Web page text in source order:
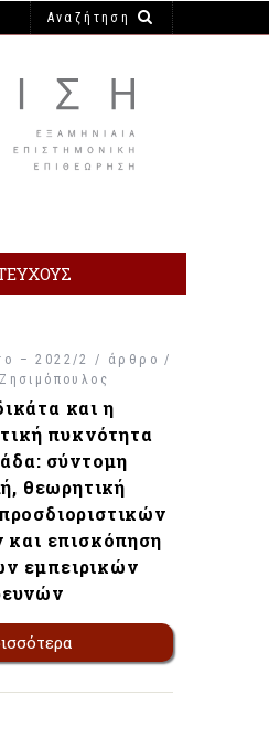
themes/krisi
– 2022/2 / άρθρο /
και η
πυκνότητα
σύντομη
θεωρητική
επισκόπηση
εμπειρικών